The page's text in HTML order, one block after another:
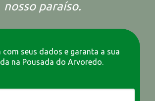
nosso paraíso.
com seus dados e garanta a sua
na Pousada do Arvoredo.